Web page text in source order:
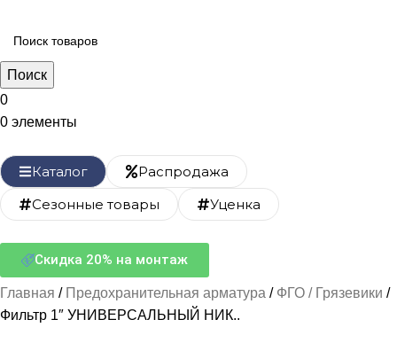
Поиск
0
0 элементы
Каталог
Распродажа
Сезонные товары
Уценка
Скидка 20% на монтаж
Главная Предохранительная арматура
ФГО / Грязевики
Фильтр 1″ УНИВЕРСАЛЬНЫЙ НИК..